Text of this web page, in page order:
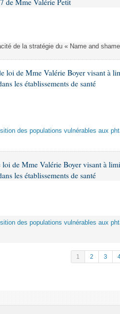
de Mme Valérie Petit
de la stratégie du « Name and
loi de Mme Valérie Boyer visant à
les établissements de santé
des populations vulnérables aux
de Mme Valérie Boyer visant à
les établissements de santé
des populations vulnérables aux
1 2 3